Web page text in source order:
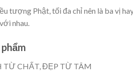
tượng Phật, tối đa chỉ nên là ba vị
nhau.
CHẤT, ĐẸP TỪ TÂM